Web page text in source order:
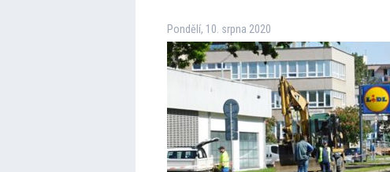
Pondělí, 10. srpna 2020